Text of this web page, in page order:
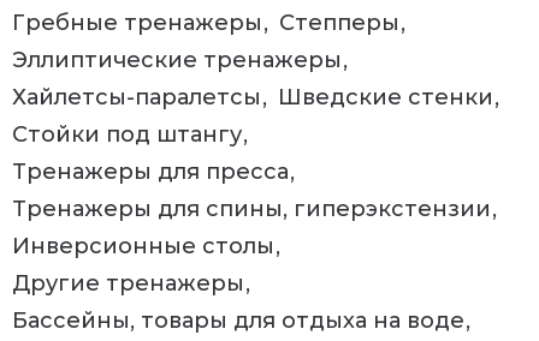
Гребные тренажеры
Степперы
Эллиптические тренажеры
Хайлетсы-паралетсы
Шведские стенки
Стойки под штангу
Тренажеры для пресса
Тренажеры для спины, гиперэкстензии
Инверсионные столы
Другие тренажеры
Бассейны, товары для отдыха на воде